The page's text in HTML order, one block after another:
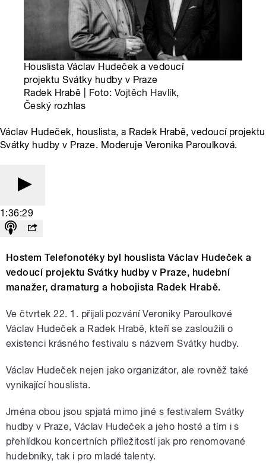
Houslista Václav Hudeček a vedoucí
projektu Svátky hudby v Praze
Radek Hrabě | Foto: Vojtěch Havlík,
Český rozhlas
Václav Hudeček, houslista, a Radek Hrabě, vedoucí projektu
Svátky hudby v Praze. Moderuje Veronika Paroulková.
1:36:29
Hostem Telefonotéky byl houslista Václav Hudeček a
vedoucí projektu Svátky hudby v Praze, hudební
manažer, dramaturg a hobojista Radek Hrabě.
Ve čtvrtek 22. 1. přijali pozvání Veroniky Paroulkové
Václav Hudeček a Radek Hrabě, kteří se zasloužili o
existenci krásného festivalu s názvem Svátky hudby.
Václav Hudeček nejen jako organizátor, ale rovněž také
vynikající houslista.
Jména obou jsou spjatá mimo jiné s festivalem Svátky
hudby v Praze, Václav Hudeček a jeho hosté a tím i s
přehlídkou koncertních příležitostí jak pro renomované
hudebníky, tak i pro mladé talenty.